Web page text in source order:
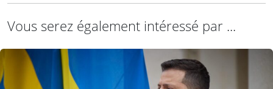
Vous serez également intéressé par ...